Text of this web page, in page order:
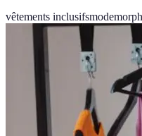
vêtements inclusifsmode